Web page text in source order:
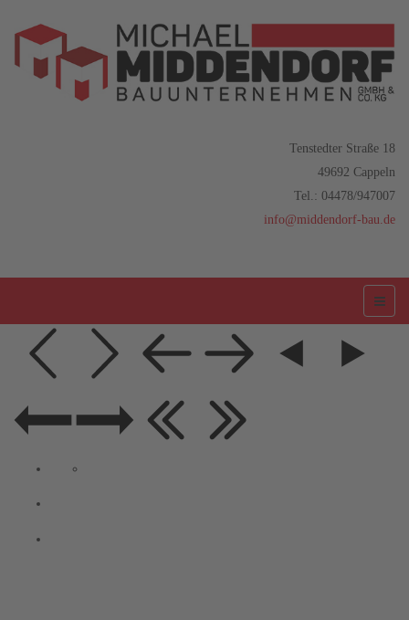
Tenstedter Straße 18
49692 Cappeln
Tel.: 04478/947007
info@middendorf-bau.de